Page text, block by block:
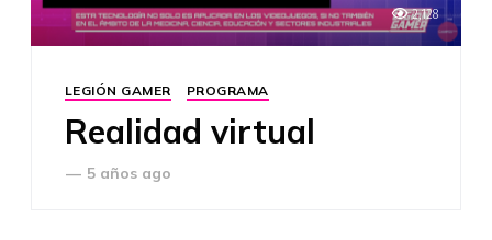
2,128
LEGIÓN GAMER PROGRAMA
Realidad virtual
— 5 años ago